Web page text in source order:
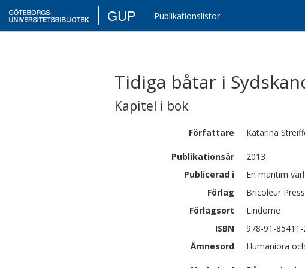
GUP Publikationslistor
Tidiga båtar i
Kapitel i bok
Författare Katarina
Publikationsår
2013
Publicerad i
En maritim
Förlag
Bricoleur Press
Förlagsort
Lindome
ISBN
978-91-85411-
Ämnesord
Humaniora